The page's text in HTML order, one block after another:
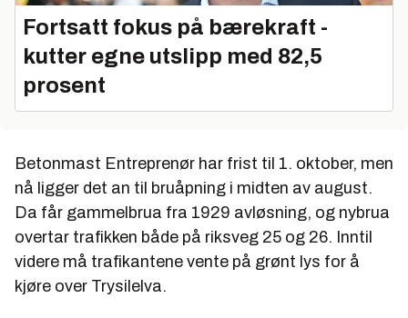
Fortsatt fokus på bærekraft -
kutter egne utslipp med 82,5
prosent
Betonmast Entreprenør har frist til 1. oktober, men
nå ligger det an til bruåpning i midten av august.
Da får gammelbrua fra 1929 avløsning, og nybrua
overtar trafikken både på riksveg 25 og 26. Inntil
videre må trafikantene vente på grønt lys for å
kjøre over Trysilelva.